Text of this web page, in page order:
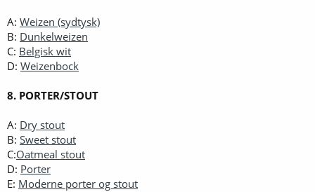
A: Weizen (sydtysk)
B: Dunkelweizen
C: Belgisk wit
D: Weizenbock
8. PORTER/STOUT
A: Dry stout
B: Sweet stout
C:Oatmeal stout
D: Porter
E: Moderne porter og stout